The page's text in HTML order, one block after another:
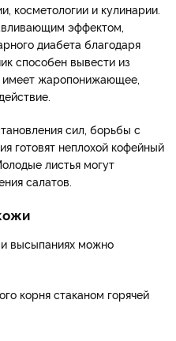
косметологии и кулинарии.
эффектом,
диабета благодаря
способен вывести из
имеет жаропонижающее,
сил, борьбы с
готовят неплохой кофейный
листья могут
салатов.
высыпаниях можно
корня стаканом горячей